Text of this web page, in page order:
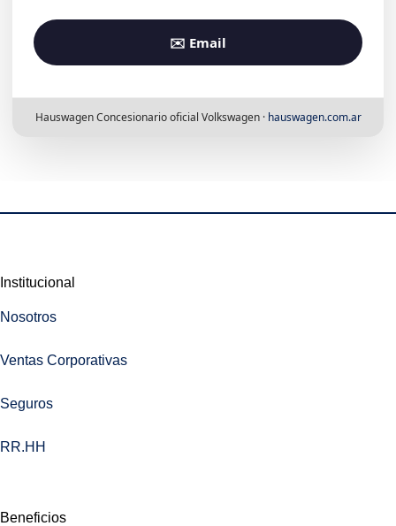
✉️ Email
Hauswagen Concesionario oficial Volkswagen · hauswagen.com.ar
Institucional
Nosotros
Ventas Corporativas
Seguros
RR.HH
Beneficios